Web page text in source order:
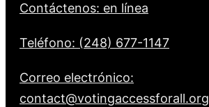
Contáctenos: en línea
Teléfono: (248) 677-1147
Correo electrónico:
contact@votingaccessforall.org